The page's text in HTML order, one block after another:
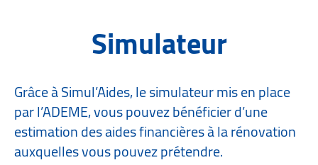
Simulateur
Grâce à Simul’Aides, le simulateur mis en place
par l’ADEME, vous pouvez bénéficier d’une
estimation des aides financières à la rénovation
auxquelles vous pouvez prétendre.